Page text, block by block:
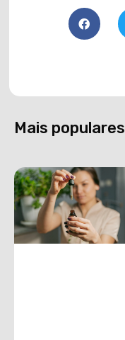
Mais populares